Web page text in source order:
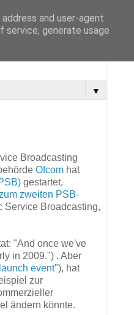
▼
Broadcasting
Ofcom hat
gestartet,
zweiten PSB-
Service Broadcasting,
"And once we've
in 2009.") . Aber
event"), hat
zur
ändern könnte.
and user-agent
service, generate usage